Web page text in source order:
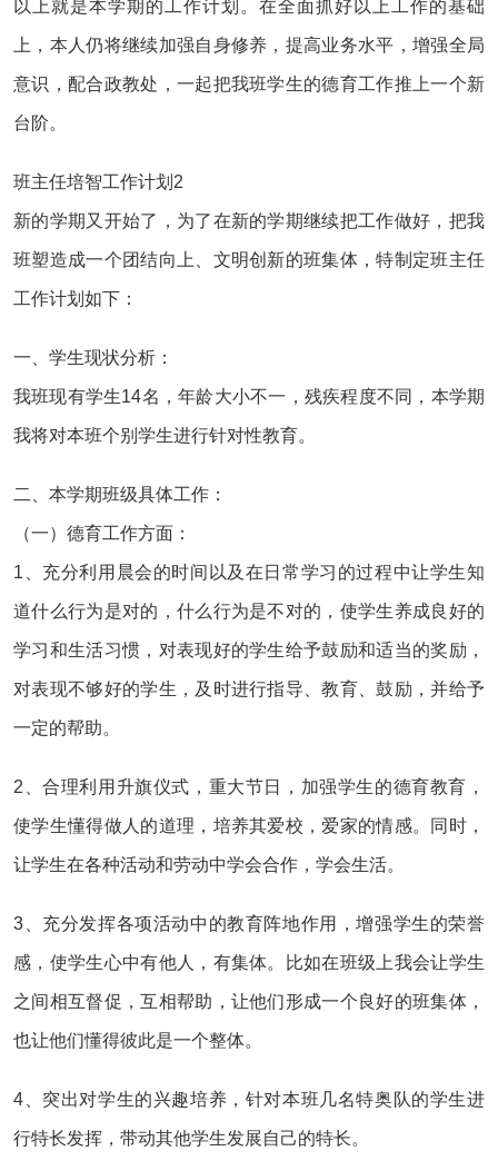
以上就是本学期的工作计划。在全面抓好以上工作的基础
上，本人仍将继续加强自身修养，提高业务水平，增强全局
意识，配合政教处，一起把我班学生的德育工作推上一个新
台阶。
班主任培智工作计划2
新的学期又开始了，为了在新的学期继续把工作做好，把我
班塑造成一个团结向上、文明创新的班集体，特制定班主任
工作计划如下：
一、学生现状分析：
我班现有学生14名，年龄大小不一，残疾程度不同，本学期
我将对本班个别学生进行针对性教育。
二、本学期班级具体工作：
（一）德育工作方面：
1、充分利用晨会的时间以及在日常学习的过程中让学生知
道什么行为是对的，什么行为是不对的，使学生养成良好的
学习和生活习惯，对表现好的学生给予鼓励和适当的奖励，
对表现不够好的学生，及时进行指导、教育、鼓励，并给予
一定的帮助。
2、合理利用升旗仪式，重大节日，加强学生的德育教育，
使学生懂得做人的道理，培养其爱校，爱家的情感。同时，
让学生在各种活动和劳动中学会合作，学会生活。
3、充分发挥各项活动中的教育阵地作用，增强学生的荣誉
感，使学生心中有他人，有集体。比如在班级上我会让学生
之间相互督促，互相帮助，让他们形成一个良好的班集体，
也让他们懂得彼此是一个整体。
4、突出对学生的兴趣培养，针对本班几名特奥队的学生进
行特长发挥，带动其他学生发展自己的特长。